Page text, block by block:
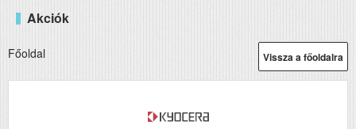
Akciók
Vissza a főoldalra
Főoldal